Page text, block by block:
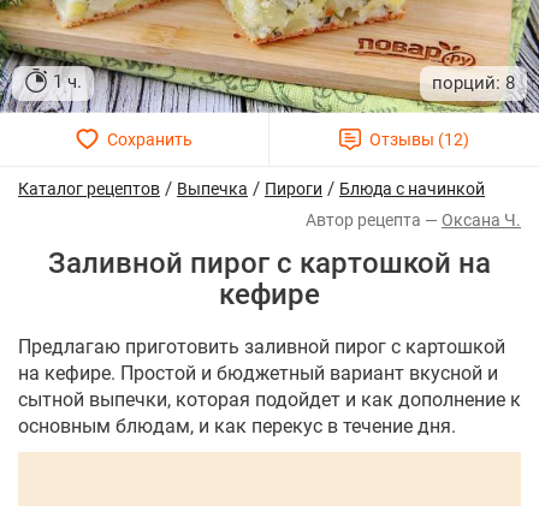
1 ч. 8
Каталог рецептов / Выпечка / Пироги / Блюда с начинкой
Оксана Ч.
Заливной пирог с картошкой на
кефире
Предлагаю приготовить заливной пирог с картошкой
на кефире. Простой и бюджетный вариант вкусной и
сытной выпечки, которая подойдет и как дополнение к
основным блюдам, и как перекус в течение дня.